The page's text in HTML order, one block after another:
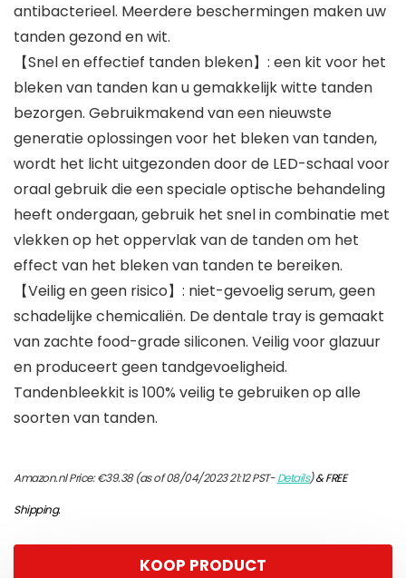
antibacterieel. Meerdere beschermingen maken uw
tanden gezond en wit.
【Snel en effectief tanden bleken】: een kit voor het
bleken van tanden kan u gemakkelijk witte tanden
bezorgen. Gebruikmakend van een nieuwste
generatie oplossingen voor het bleken van tanden,
wordt het licht uitgezonden door de LED-schaal voor
oraal gebruik die een speciale optische behandeling
heeft ondergaan, gebruik het snel in combinatie met
vlekken op het oppervlak van de tanden om het
effect van het bleken van tanden te bereiken.
【Veilig en geen risico】: niet-gevoelig serum, geen
schadelijke chemicaliën. De dentale tray is gemaakt
van zachte food-grade siliconen. Veilig voor glazuur
en produceert geen tandgevoeligheid.
Tandenbleekkit is 100% veilig te gebruiken op alle
soorten van tanden.
Amazon.nl Price:€39.38(as of 08/04/2023 21:12 PST-Details)&FREE
Shipping.
KOOP PRODUCT